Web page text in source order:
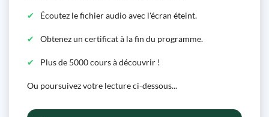
Écoutez le fichier audio avec l'écran éteint.
Obtenez un certificat à la fin du programme.
Plus de 5000 cours à découvrir !
Ou poursuivez votre lecture ci-dessous...